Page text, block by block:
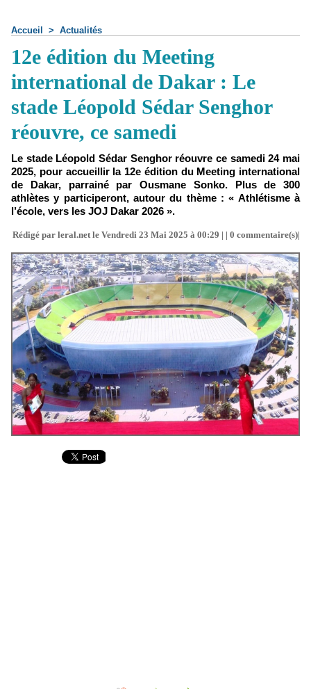
Accueil > Actualités
12e édition du Meeting
international de Dakar : Le
stade Léopold Sédar Senghor
réouvre, ce samedi
Le stade Léopold Sédar Senghor réouvre ce samedi 24 mai
2025, pour accueillir la 12e édition du Meeting international
de Dakar, parrainé par Ousmane Sonko. Plus de 300
athlètes y participeront, autour du thème : « Athlétisme à
l’école, vers les JOJ Dakar 2026 ».
Rédigé par leral.net le Vendredi 23 Mai 2025 à 00:29 | | 0 commentaire(s)|